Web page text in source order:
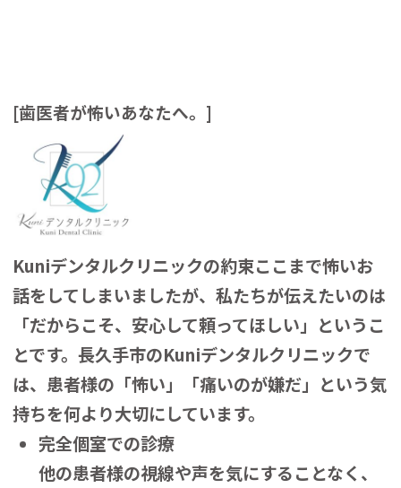
[歯医者が怖いあなたへ。]
Kuniデンタルクリニックの約束ここまで怖いお
話をしてしまいましたが、私たちが伝えたいのは
「だからこそ、安心して頼ってほしい」というこ
とです。長久手市のKuniデンタルクリニックで
は、患者様の「怖い」「痛いのが嫌だ」という気
持ちを何より大切にしています。
完全個室での診療
他の患者様の視線や声を気にすることなく、